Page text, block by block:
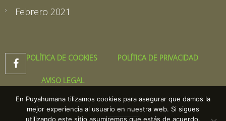
Febrero 2021

POLÍTICA DE COOKIES POLÍTICA DE PRIVACIDAD
AVISO LEGAL
En Puyahumana tilizamos cookies para asegurar que damos la
mejor experiencia al usuario en nuestra web. Si sigues
utilizando este sitio asumiremos que estás de acuerdo.